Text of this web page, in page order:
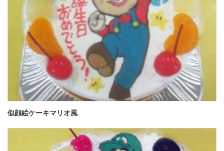
似顔絵ケーキマリオ風